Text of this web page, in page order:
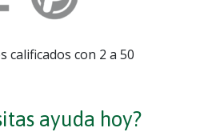
calificados con 2 a 50
ayuda hoy?